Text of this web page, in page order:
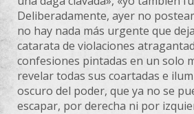
Deliberadamente, ayer no
no hay nada más urgente que
catarata de violaciones
confesiones pintadas en un solo
revelar todas sus coartadas e
oscuro del poder, que ya no se
escapar, por derecha ni por